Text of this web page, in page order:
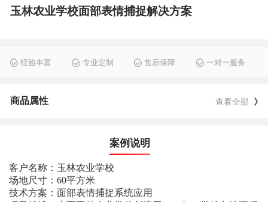
玉林农业学校面部表情捕捉解决方案
经验丰富 专业定制 售后保障 一对一服务
商品属性 查看全部
案例说明
客户名称：玉林农业学校
场地尺寸：60平方米
技术方案：面部表情捕捉系统应用